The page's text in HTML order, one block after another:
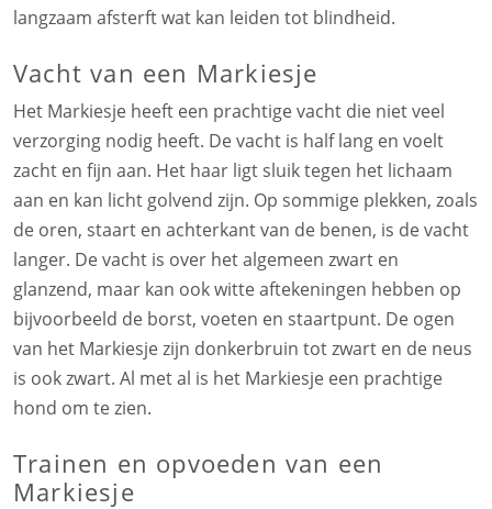
langzaam afsterft wat kan leiden tot blindheid.
Vacht van een Markiesje
Het Markiesje heeft een prachtige vacht die niet veel
verzorging nodig heeft. De vacht is half lang en voelt
zacht en fijn aan. Het haar ligt sluik tegen het lichaam
aan en kan licht golvend zijn. Op sommige plekken, zoals
de oren, staart en achterkant van de benen, is de vacht
langer. De vacht is over het algemeen zwart en
glanzend, maar kan ook witte aftekeningen hebben op
bijvoorbeeld de borst, voeten en staartpunt. De ogen
van het Markiesje zijn donkerbruin tot zwart en de neus
is ook zwart. Al met al is het Markiesje een prachtige
hond om te zien.
Trainen en opvoeden van een
Markiesje